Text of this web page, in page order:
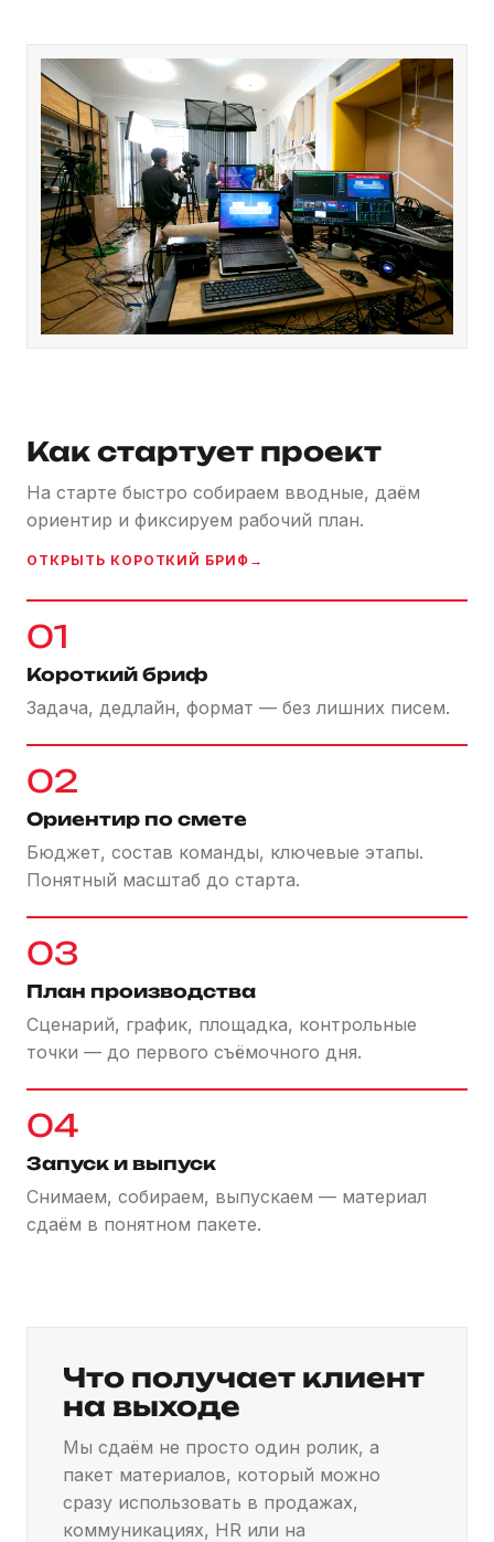
Как стартует проект
На старте быстро собираем вводные, даём
ориентир и фиксируем рабочий план.
ОТКРЫТЬ КОРОТКИЙ БРИФ
01
Короткий бриф
Задача, дедлайн, формат — без лишних писем.
02
Ориентир по смете
Бюджет, состав команды, ключевые этапы.
Понятный масштаб до старта.
03
План производства
Сценарий, график, площадка, контрольные
точки — до первого съёмочного дня.
04
Запуск и выпуск
Снимаем, собираем, выпускаем — материал
сдаём в понятном пакете.
Что получает клиент
на выходе
Мы сдаём не просто один ролик, а
пакет материалов, который можно
сразу использовать в продажах,
коммуникациях, HR или на